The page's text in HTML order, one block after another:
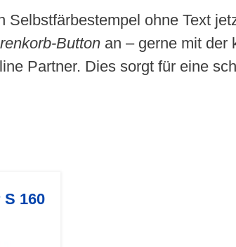
ohne Text
Buttonan – gerne mit der
Partner. Dies sorgt für eine
160